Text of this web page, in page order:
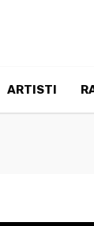
ARTISTI